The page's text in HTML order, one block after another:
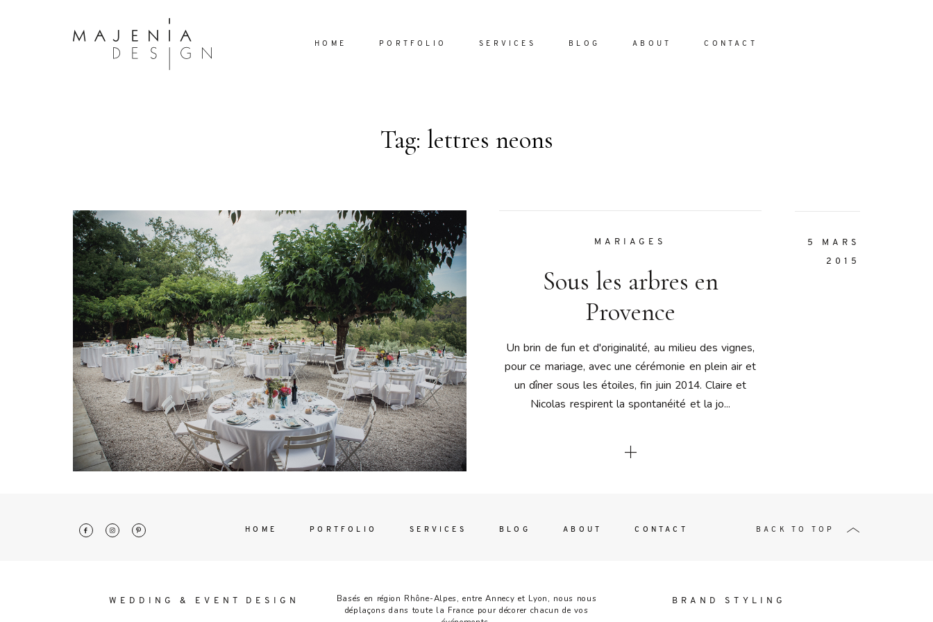
HOME PORTFOLIO SERVICES BLOG ABOUT CONTACT
Tag: lettres neons
MARIAGES 5 MARS
2015
Sous les arbres en
Provence
Un brin de fun et d'originalité, au milieu des vignes,
pour ce mariage, avec une cérémonie en plein air et
un dîner sous les étoiles, fin juin 2014. Claire et
Nicolas respirent la spontanéité et la jo...
Nullam quis risus eget urna mollis ornare vel
eu leo. Aenean lacinia bibendum nulla sed
consectetur. Aenean lacinia bibendum nulla
sed consectetur. Maecenas faucibus mollis
interdum. Maecenas faucibus mollis
interdum. Etiam porta sem malesuada magna
mollis euismod.
Services
Blog
About
Contact
HOME PORTFOLIO SERVICES BLOG ABOUT CONTACT BACK TO TOP
WEDDING & EVENT DESIGN
Basés en région Rhône-Alpes, entre Annecy et Lyon, nous nous
déplaçons dans toute la France pour décorer chacun de vos
BRAND STYLING